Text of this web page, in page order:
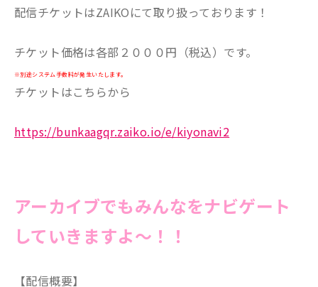
配信チケットはZAIKOにて取り扱っております！
チケット価格は各部２０００円（税込）です。
※別途システム手数料が発生いたします。
チケットはこちらから
https://bunkaagqr.zaiko.io/e/kiyonavi2
アーカイブでもみんなをナビゲート
していきますよ～！！
【配信概要】